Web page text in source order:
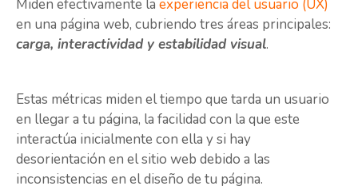
Miden efectivamente la experiencia del usuario (UX)
en una página web, cubriendo tres áreas principales:
carga, interactividad y estabilidad visual.
Estas métricas miden el tiempo que tarda un usuario
en llegar a tu página, la facilidad con la que este
interactúa inicialmente con ella y si hay
desorientación en el sitio web debido a las
inconsistencias en el diseño de tu página.